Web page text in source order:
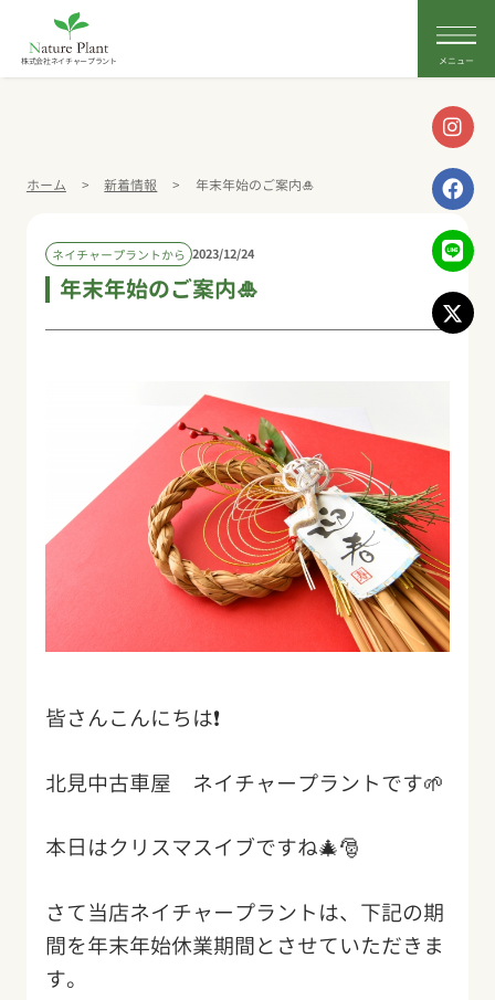
株式会社ネイチャープラント
ホーム > 新着情報 > 年末年始のご案内🎍
ネイチャープラントから 2023/12/24
年末年始のご案内🎍
皆さんこんにちは❗️
北見中古車屋 ネイチャープラントです🌱
本日はクリスマスイブですね🎄🎅
さて当店ネイチャープラントは、下記の期
間を年末年始休業期間とさせていただきま
す。